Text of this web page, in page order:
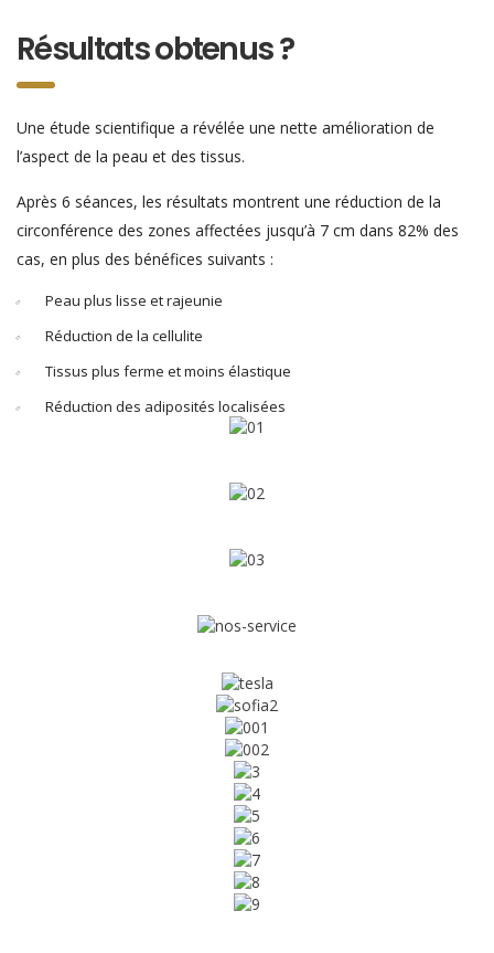
Résultats obtenus ?
Une étude scientifique a révélée une nette amélioration de
l’aspect de la peau et des tissus.
Après 6 séances, les résultats montrent une réduction de la
circonférence des zones affectées jusqu’à 7 cm dans 82% des
cas, en plus des bénéfices suivants :
Peau plus lisse et rajeunie
Réduction de la cellulite
Tissus plus ferme et moins élastique
Réduction des adiposités localisées